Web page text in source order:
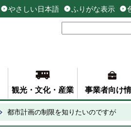
やさしい日本語 ふりがな表示
観光・文化・産業 事業者向け
都市計画の制限を知りたいのですが